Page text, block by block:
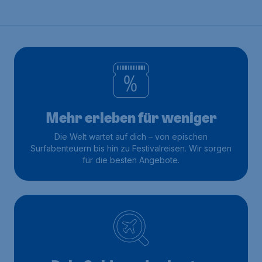
Mehr erleben für weniger
Die Welt wartet auf dich – von epischen
Surfabenteuern bis hin zu Festivalreisen. Wir sorgen
für die besten Angebote.